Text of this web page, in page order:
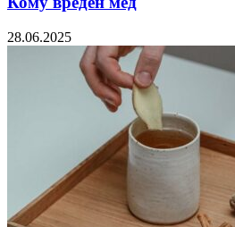
28.06.2025